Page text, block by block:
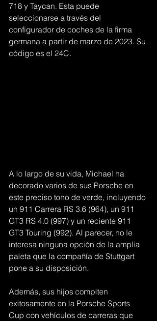
718 y Taycan. Esta puede
seleccionarse a través del
configurador de coches de la firma
germana a partir de marzo de 2023. Su
código es el 24C.
A lo largo de su vida, Michael ha
decorado varios de sus Porsche en
este preciso tono de verde, incluyendo
un 911 Carrera RS 3.6 (964), un 911
GT3 RS 4.0 (997) y un reciente 911
GT3 Touring (992). Al parecer, no le
interesa ninguna opción de la amplia
paleta que la compañía de Stuttgart
pone a su disposición.
Además, sus hijos compiten
exitosamente en la Porsche Sports
Cup con vehículos de carreras que